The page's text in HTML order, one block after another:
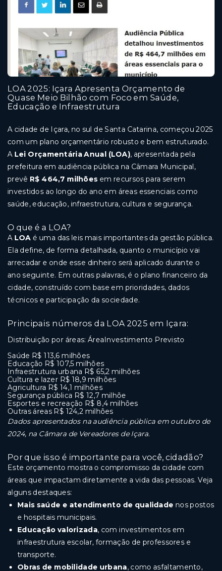
LOA 2025: Içara Apresenta Orçamento de
Quase Meio Bilhão com Foco em Saúde,
Educação e Infraestrutura
A cidade de Içara, no sul de Santa Catarina, começou 2025
com um plano orçamentário robusto e bem estruturado.
A Lei Orçamentária Anual (LOA), apresentada pela
prefeitura em audiência pública na Câmara Municipal,
prevê R$ 464,7 milhões em recursos para serem
investidos ao longo do ano em áreas essenciais como
saúde, educação, infraestrutura, cultura e segurança.
O que é a LOA?
A LOA é uma das leis mais importantes da gestão pública.
Ela define, de forma detalhada, quanto o município vai
arrecadar e onde esse dinheiro será aplicado durante o
ano seguinte. Em outras palavras, é o plano financeiro da
cidade, construído com base em prioridades, dados
técnicos e participação da sociedade.
Principais números da LOA 2025 em Içara:
Distribuição por áreas: ÁreaInvestimento Previsto
Saúde R$ 113,6 milhões
Educação R$ 107,5 milhões
Infraestrutura urbana R$ 65,2 milhões
Cultura e lazer R$ 18,9 milhões
Agricultura R$ 14,1 milhões
Segurança pública R$ 12,7 milhõe
Esportes e recreação R$ 8,4 milhões
Outras áreas R$ 124,2 milhões
Dados apresentados na audiência pública em outubro de
2024, na Câmara de Vereadores de Içara.
Por que isso é importante para você, cidadão?
Este orçamento mostra o compromisso da cidade com
áreas que impactam diretamente a vida das pessoas. Veja
alguns destaques:
Mais saúde e atendimento de qualidade nos postos
e hospitais municipais.
Educação valorizada, com investimentos em
infraestrutura escolar, formação de professores e
transporte.
Obras de mobilidade urbana, como asfaltamento,